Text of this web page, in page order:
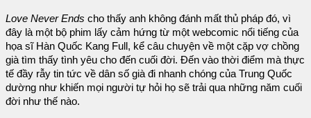
Love Never Ends cho thấy anh không đánh mất thủ pháp đó, vì
đây là một bộ phim lấy cảm hứng từ một webcomic nổi tiếng của
họa sĩ Hàn Quốc Kang Full, kể câu chuyện về một cặp vợ chồng
già tìm thấy tình yêu cho đến cuối đời. Đến vào thời điểm mà thực
tế đầy rẫy tin tức về dân số già đi nhanh chóng của Trung Quốc
dường như khiến mọi người tự hỏi họ sẽ trải qua những năm cuối
đời như thế nào.